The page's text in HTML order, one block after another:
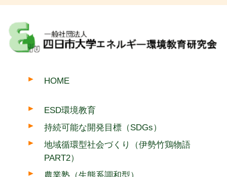
HOME
ESD環境教育
持続可能な開発目標（SDGs）
地域循環型社会づくり（伊勢竹鶏物語
PART2）